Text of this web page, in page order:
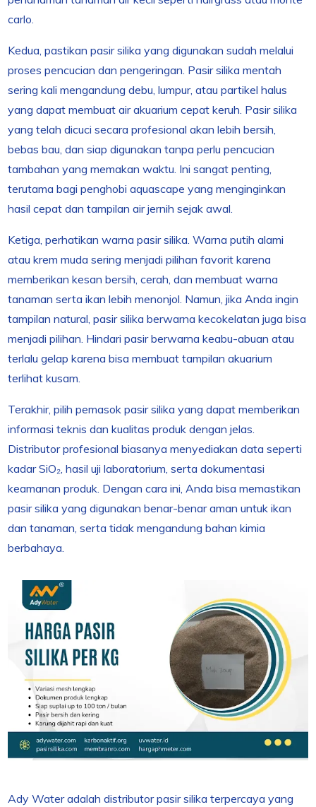
carlo.
Kedua, pastikan pasir silika yang digunakan sudah melalui
proses pencucian dan pengeringan. Pasir silika mentah
sering kali mengandung debu, lumpur, atau partikel halus
yang dapat membuat air akuarium cepat keruh. Pasir silika
yang telah dicuci secara profesional akan lebih bersih,
bebas bau, dan siap digunakan tanpa perlu pencucian
tambahan yang memakan waktu. Ini sangat penting,
terutama bagi penghobi aquascape yang menginginkan
hasil cepat dan tampilan air jernih sejak awal.
Ketiga, perhatikan warna pasir silika. Warna putih alami
atau krem muda sering menjadi pilihan favorit karena
memberikan kesan bersih, cerah, dan membuat warna
tanaman serta ikan lebih menonjol. Namun, jika Anda ingin
tampilan natural, pasir silika berwarna kecokelatan juga bisa
menjadi pilihan. Hindari pasir berwarna keabu-abuan atau
terlalu gelap karena bisa membuat tampilan akuarium
terlihat kusam.
Terakhir, pilih pemasok pasir silika yang dapat memberikan
informasi teknis dan kualitas produk dengan jelas.
Distributor profesional biasanya menyediakan data seperti
kadar SiO₂, hasil uji laboratorium, serta dokumentasi
keamanan produk. Dengan cara ini, Anda bisa memastikan
pasir silika yang digunakan benar-benar aman untuk ikan
dan tanaman, serta tidak mengandung bahan kimia
berbahaya.
Ady Water adalah distributor pasir silika terpercaya yang